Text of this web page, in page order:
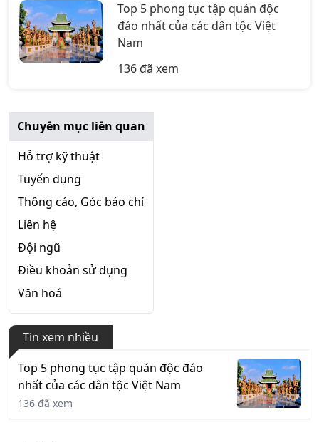
Top 5 phong tục tập quán độc
đáo nhất của các dân tộc Việt
Nam
136 đã xem
Chuyên mục liên quan
Hỗ trợ kỹ thuật
Tuyển dụng
Thông cáo, Góc báo chí
Liên hệ
Đội ngũ
Điều khoản sử dụng
Văn hoá
Tin xem nhiều
Top 5 phong tục tập quán độc đáo
nhất của các dân tộc Việt Nam
136 đã xem